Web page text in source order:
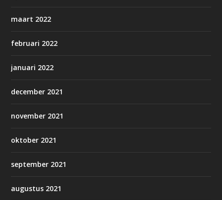
maart 2022
februari 2022
januari 2022
december 2021
november 2021
oktober 2021
september 2021
augustus 2021